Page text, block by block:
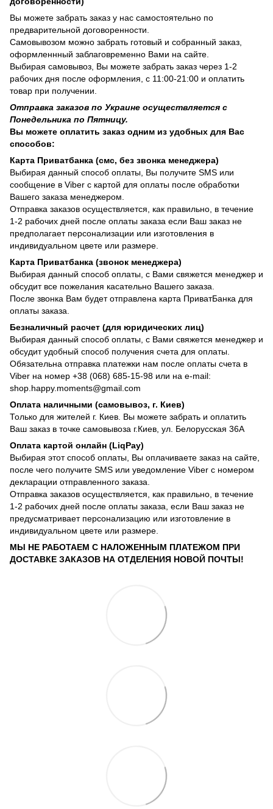
Вы можете забрать заказ у нас самостоятельно по
предварительной договоренности.
Самовывозом можно забрать готовый и собранный заказ,
оформленнный заблаговременно Вами на сайте.
Выбирая самовывоз, Вы можете забрать заказ через 1-2
рабочих дня после оформления, с 11:00-21:00 и оплатить
товар при получении.
Отправка заказов по Украине осуществляется с
Понедельника по Пятницу.
Вы можете оплатить заказ одним из удобных для Вас
способов:
Карта Приватбанка (смс, без звонка менеджера)
Выбирая данный способ оплаты, Вы получите SMS или
сообщение в Viber с картой для оплаты после обработки
Вашего заказа менеджером.
Отправка заказов осуществляется, как правильно, в течение
1-2 рабочих дней после оплаты заказа если Ваш заказ не
предполагает персонализации или изготовления в
индивидуальном цвете или размере.
Карта Приватбанка (звонок менеджера)
Выбирая данный способ оплаты, с Вами свяжется менеджер и
обсудит все пожелания касательно Вашего заказа.
После звонка Вам будет отправлена карта ПриватБанка для
оплаты заказа.
Безналичный расчет (для юридических лиц)
Выбирая данный способ оплаты, с Вами свяжется менеджер и
обсудит удобный способ получения счета для оплаты.
Обязательна отправка платежки нам после оплаты счета в
Viber на номер +38 (068) 685-15-98 или на e-mail:
shop.happy.moments@gmail.com
Оплата наличными (самовывоз, г. Киев)
Только для жителей г. Киев. Вы можете забрать и оплатить
Ваш заказ в точке самовывоза г.Киев, ул. Белорусская 36А
Оплата картой онлайн (LiqPay)
Выбирая этот способ оплаты, Вы оплачиваете заказ на сайте,
после чего получите SMS или уведомление Viber с номером
декларации отправленного заказа.
Отправка заказов осуществляется, как правильно, в течение
1-2 рабочих дней после оплаты заказа, если Ваш заказ не
предусматривает персонализацию или изготовление в
индивидуальном цвете или размере.
МЫ НЕ РАБОТАЕМ С НАЛОЖЕННЫМ ПЛАТЕЖОМ ПРИ
ДОСТАВКЕ ЗАКАЗОВ НА ОТДЕЛЕНИЯ НОВОЙ ПОЧТЫ!